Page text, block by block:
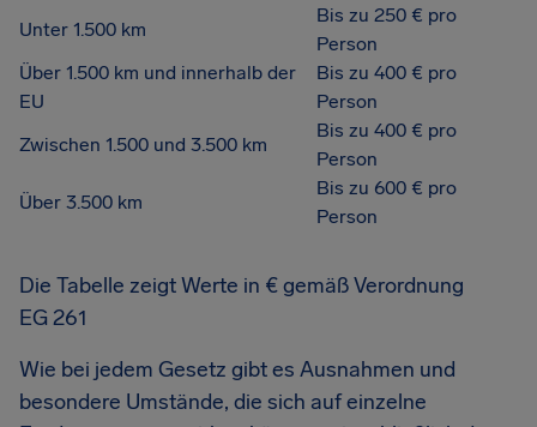
Unter 1.500 km
Bis zu 250 € pro
Person
Über 1.500 km und innerhalb der
EU
Bis zu 400 € pro
Person
Zwischen 1.500 und 3.500 km
Bis zu 400 € pro
Person
Über 3.500 km
Bis zu 600 € pro
Person
Die Tabelle zeigt Werte in € gemäß Verordnung
EG 261
Wie bei jedem Gesetz gibt es Ausnahmen und
besondere Umstände, die sich auf einzelne